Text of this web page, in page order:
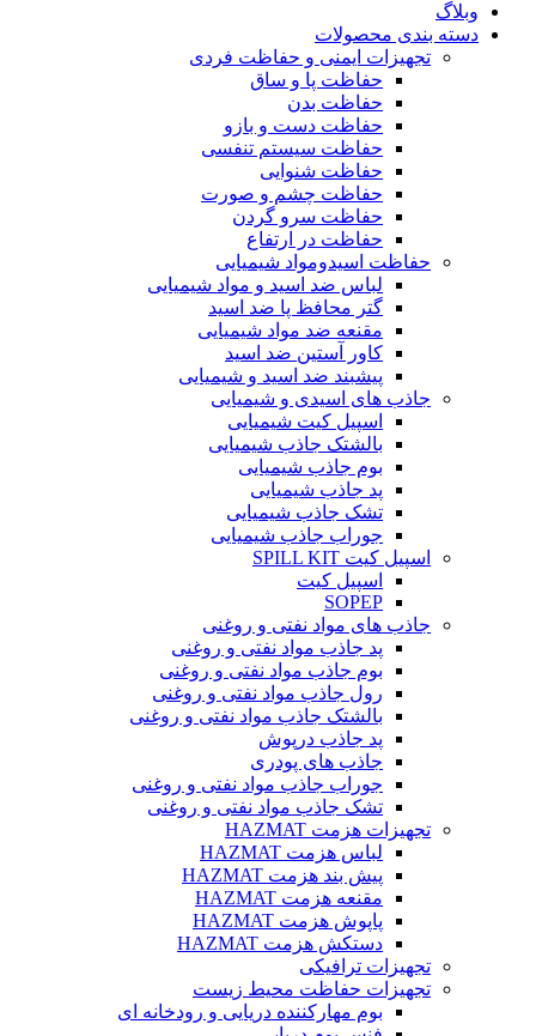
وبلاگ
دسته بندی محصولات
تجهیزات ایمنی و حفاظت فردی
حفاظت پا و ساق
حفاظت بدن
حفاظت دست و بازو
حفاظت سیستم تنفسی
حفاظت شنوایی
حفاظت چشم و صورت
حفاظت سرو گردن
حفاظت در ارتفاع
حفاظت اسیدومواد شیمیایی
لباس ضد اسید و مواد شیمیایی
گتر محافظ پا ضد اسید
مقنعه ضد مواد شیمیایی
کاور آستین ضد اسید
پیشبند ضد اسید و شیمیایی
جاذب های اسیدی و شیمیایی
اسپیل کیت شیمیایی
بالشتک جاذب شیمیایی
بوم جاذب شیمیایی
پد جاذب شیمیایی
تشک جاذب شیمیایی
جوراب جاذب شیمیایی
اسپیل کیت SPILL KIT
اسپیل کیت
SOPEP
جاذب های مواد نفتی و روغنی
پد جاذب مواد نفتی و روغنی
بوم جاذب مواد نفتی و روغنی
رول جاذب مواد نفتی و روغنی
بالشتک جاذب مواد نفتی و روغنی
پد جاذب درپوش
جاذب های پودری
جوراب جاذب مواد نفتی و روغنی
تشک جاذب مواد نفتی و روغنی
تجهیزات هزمت HAZMAT
لباس هزمت HAZMAT
پیش بند هزمت HAZMAT
مقنعه هزمت HAZMAT
پاپوش هزمت HAZMAT
دستکش هزمت HAZMAT
تجهیزات ترافیکی
تجهیزات حفاظت محیط زیست
بوم مهارکننده دریایی و رودخانه ای